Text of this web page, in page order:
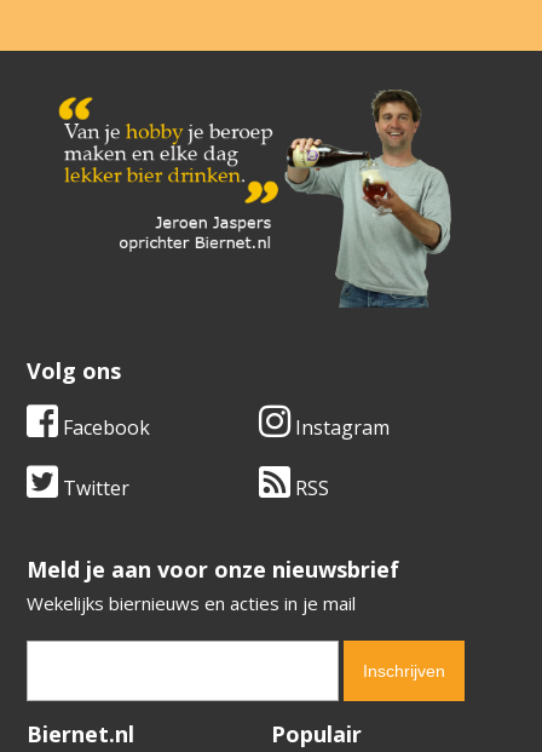
Volg ons
Facebook Instagram
Twitter RSS
​​​​​​​Meld je aan voor onze nieuwsbrief
Wekelijks biernieuws en acties in je mail
Verification code:
Biernet.nl Populair